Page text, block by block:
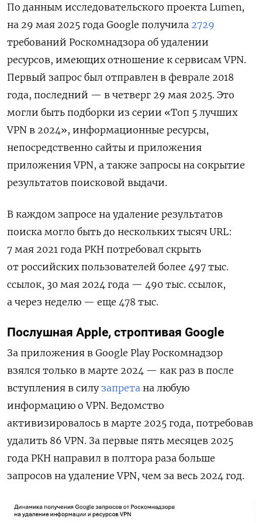
По данным исследовательского проекта Lumen,
на 29 мая 2025 года Google получила 2729
требований Роскомнадзора об удалении
ресурсов, имеющих отношение к сервисам VPN.
Первый запрос был отправлен в феврале 2018
года, последний — в четверг 29 мая 2025. Это
могли быть подборки из серии «Топ 5 лучших
VPN в 2024», информационные ресурсы,
непосредственно сайты и приложения
приложения VPN, а также запросы на сокрытие
результатов поисковой выдачи.
В каждом запросе на удаление результатов
поиска могло быть до нескольких тысяч URL:
7 мая 2021 года РКН потребовал скрыть
от российских пользователей более 497 тыс.
ссылок, 30 мая 2024 года — 490 тыс. ссылок,
а через неделю — еще 478 тыс.
Послушная Apple, строптивая Google
За приложения в Google Play Роскомнадзор
взялся только в марте 2024 — как раз в после
вступления в силу запрета на любую
информацию о VPN. Ведомство
активизировалось в марте 2025 года, потребовав
удалить 86 VPN. За первые пять месяцев 2025
года РКН направил в полтора раза больше
запросов на удаление VPN, чем за весь 2024 год.